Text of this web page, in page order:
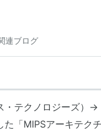
連ブログ
・テクノロジーズ）→
た「MIPSアーキテク